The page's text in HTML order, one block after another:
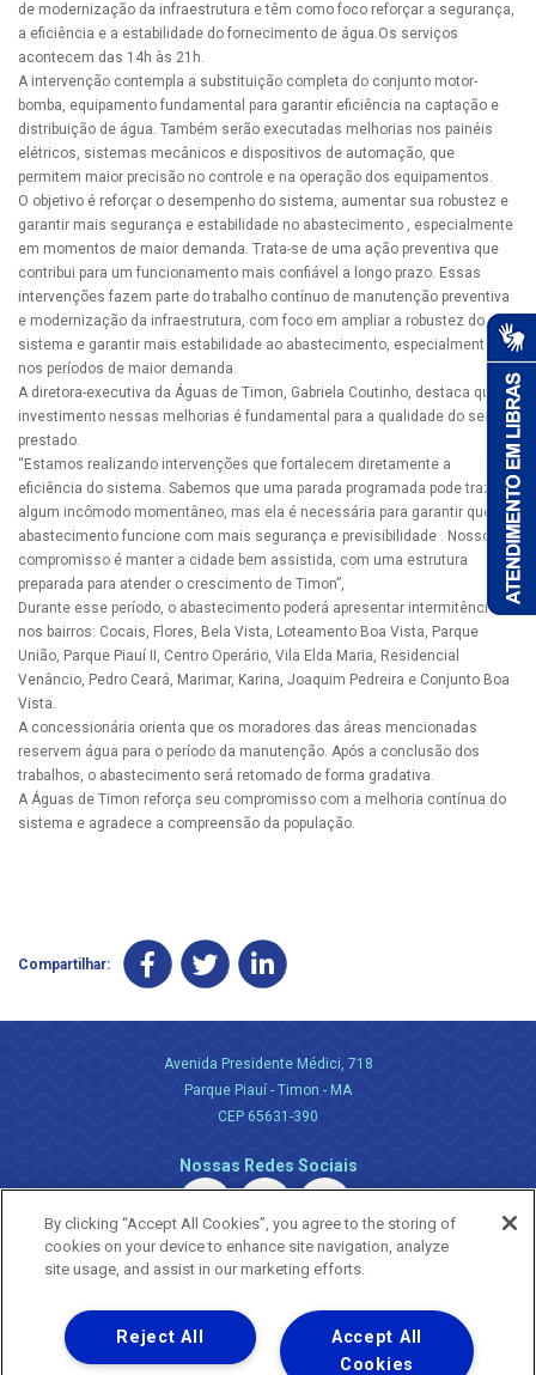
de modernização da infraestrutura e têm como foco reforçar a segurança,
a eficiência e a estabilidade do fornecimento de água.Os serviços
acontecem das 14h às 21h.
A intervenção contempla a substituição completa do conjunto motor-
bomba, equipamento fundamental para garantir eficiência na captação e
distribuição de água. Também serão executadas melhorias nos painéis
elétricos, sistemas mecânicos e dispositivos de automação, que
permitem maior precisão no controle e na operação dos equipamentos.
O objetivo é reforçar o desempenho do sistema, aumentar sua robustez e
garantir mais segurança e estabilidade no abastecimento , especialmente
em momentos de maior demanda. Trata-se de uma ação preventiva que
contribui para um funcionamento mais confiável a longo prazo. Essas
intervenções fazem parte do trabalho contínuo de manutenção preventiva
e modernização da infraestrutura, com foco em ampliar a robustez do
sistema e garantir mais estabilidade ao abastecimento, especialmente
nos períodos de maior demanda.
A diretora-executiva da Águas de Timon, Gabriela Coutinho, destaca que o
investimento nessas melhorias é fundamental para a qualidade do serviço
prestado.
“Estamos realizando intervenções que fortalecem diretamente a
eficiência do sistema. Sabemos que uma parada programada pode trazer
algum incômodo momentâneo, mas ela é necessária para garantir que o
abastecimento funcione com mais segurança e previsibilidade . Nosso
compromisso é manter a cidade bem assistida, com uma estrutura
preparada para atender o crescimento de Timon”,
Durante esse período, o abastecimento poderá apresentar intermitências
nos bairros: Cocais, Flores, Bela Vista, Loteamento Boa Vista, Parque
União, Parque Piauí II, Centro Operário, Vila Elda Maria, Residencial
Venâncio, Pedro Ceará, Marimar, Karina, Joaquim Pedreira e Conjunto Boa
Vista.
A concessionária orienta que os moradores das áreas mencionadas
reservem água para o período da manutenção. Após a conclusão dos
trabalhos, o abastecimento será retomado de forma gradativa.
A Águas de Timon reforça seu compromisso com a melhoria contínua do
sistema e agradece a compreensão da população.
Compartilhar:
Avenida Presidente Médici, 718
Parque Piauí - Timon - MA
CEP 65631-390
Nossas Redes Sociais
Uma empresa
Copyright ® 2026 - Todos os Direitos Reservados.
By clicking “Accept All Cookies”, you agree to the storing of
cookies on your device to enhance site navigation, analyze
site usage, and assist in our marketing efforts.
Accept All
Cookies
Reject All